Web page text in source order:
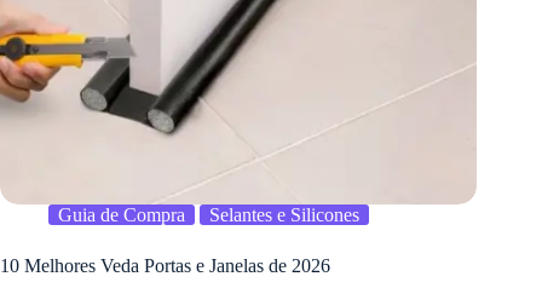
Guia de Compra Selantes e Silicones
10 Melhores Veda Portas e Janelas de 2026